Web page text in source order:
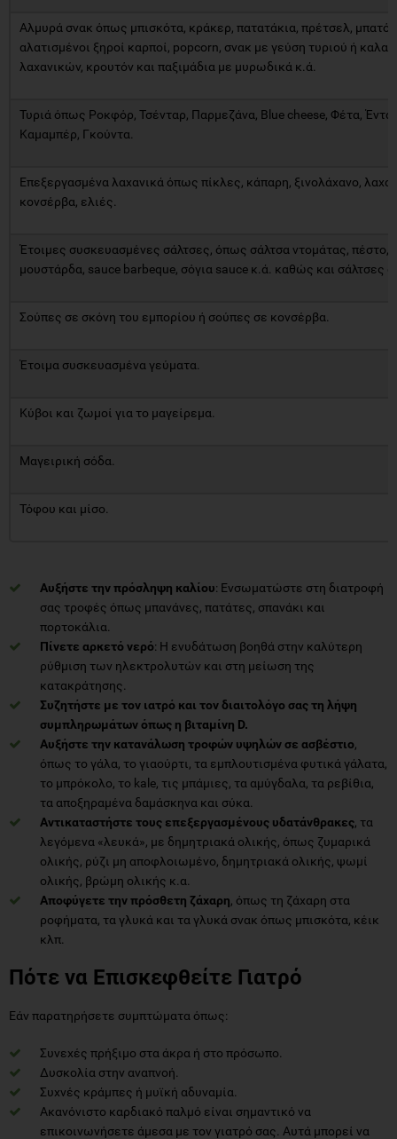
Αλμυρά σνακ όπως μπισκότα, κράκερ, πατατάκια, πρέτσελ,
αλατισμένοι ξηροί καρποί, popcorn, σνακ με γεύση τυριού ή
λαχανικών, κρουτόν και παξιμάδια με μυρωδικά κ.ά.
Τυριά όπως Ροκφόρ, Τσένταρ, Παρμεζάνα, Blue cheese, Φέτα,
Καμαμπέρ, Γκούντα.
Επεξεργασμένα λαχανικά όπως πίκλες, κάπαρη, ξινολάχανο,
κονσέρβα, ελιές.
Έτοιμες συσκευασμένες σάλτσες, όπως σάλτσα ντομάτας, πέστο,
μουστάρδα, sauce barbeque, σόγια sauce κ.ά. καθώς και σάλτσες
Σούπες σε σκόνη του εμπορίου ή σούπες σε κονσέρβα.
Έτοιμα συσκευασμένα γεύματα.
Κύβοι και ζωμοί για το μαγείρεμα.
Μαγειρική σόδα.
Τόφου και μίσο.
Αυξήστε την πρόσληψη καλίου: Ενσωματώστε στη διατροφή
σας τροφές όπως μπανάνες, πατάτες, σπανάκι και
πορτοκάλια.
Πίνετε αρκετό νερό: Η ενυδάτωση βοηθά στην καλύτερη
ρύθμιση των ηλεκτρολυτών και στη μείωση της
κατακράτησης.
Συζητήστε με τον ιατρό και τον διαιτολόγο σας τη λήψη
συμπληρωμάτων όπως η βιταμίνη D.
Αυξήστε την κατανάλωση τροφών υψηλών σε ασβέστιο,
όπως το γάλα, το γιαούρτι, τα εμπλουτισμένα φυτικά γάλατα,
το μπρόκολο, το kale, τις μπάμιες, τα αμύγδαλα, τα ρεβίθια,
τα αποξηραμένα δαμάσκηνα και σύκα.
Αντικαταστήστε τους επεξεργασμένους υδατάνθρακες, τα
λεγόμενα «λευκά», με δημητριακά ολικής, όπως ζυμαρικά
ολικής, ρύζι μη αποφλοιωμένο, δημητριακά ολικής, ψωμί
ολικής, βρώμη ολικής κ.α.
Αποφύγετε την πρόσθετη ζάχαρη, όπως τη ζάχαρη στα
ροφήματα, τα γλυκά και τα γλυκά σνακ όπως μπισκότα, κέικ
κλπ.
Πότε να Επισκεφθείτε Γιατρό
Εάν παρατηρήσετε συμπτώματα όπως:
Συνεχές πρήξιμο στα άκρα ή στο πρόσωπο.
Δυσκολία στην αναπνοή.
Συχνές κράμπες ή μυϊκή αδυναμία.
Ακανόνιστο καρδιακό παλμό είναι σημαντικό να
επικοινωνήσετε άμεσα με τον γιατρό σας. Αυτά μπορεί να